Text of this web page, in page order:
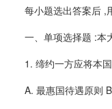
每小题选出答案后 ,用
一、单项选择题 :本大
1. 缔约一方应将本国
A. 最惠国待遇原则 B.